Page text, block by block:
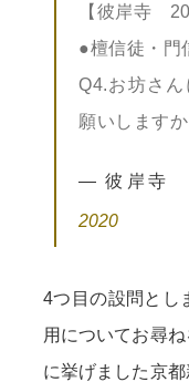
【彼岸寺
●檀信徒・門
Q4.お坊さ
願いしますか
— 彼岸寺
2020
4つ目の設問とし
用についてお尋
に挙げました京